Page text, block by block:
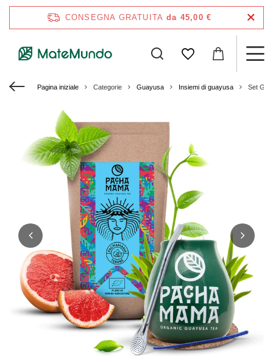
CONSEGNA GRATUITA da 45,00 €
Pagina iniziale Categorie Guayusa Insiemi di guayusa Set